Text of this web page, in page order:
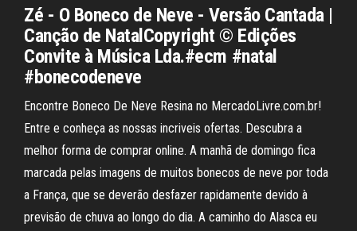
Zé - O Boneco de Neve - Versão Cantada |
Canção de NatalCopyright © Edições
Convite à Música Lda.#ecm #natal
#bonecodeneve
Encontre Boneco De Neve Resina no MercadoLivre.com.br!
Entre e conheça as nossas incriveis ofertas. Descubra a
melhor forma de comprar online. A manhã de domingo fica
marcada pelas imagens de muitos bonecos de neve por toda
a França, que se deverão desfazer rapidamente devido à
previsão de chuva ao longo do dia. A caminho do Alasca eu